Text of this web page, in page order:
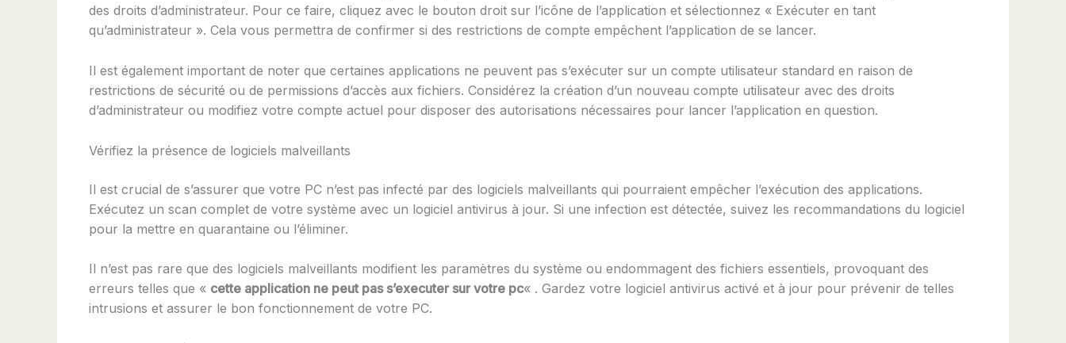
des droits d’administrateur. Pour ce faire, cliquez avec le bouton droit sur l’icône de l’application et sélectionnez « Exécuter en tant
qu’administrateur ». Cela vous permettra de confirmer si des restrictions de compte empêchent l’application de se lancer.
Il est également important de noter que certaines applications ne peuvent pas s’exécuter sur un compte utilisateur standard en raison de
restrictions de sécurité ou de permissions d’accès aux fichiers. Considérez la création d’un nouveau compte utilisateur avec des droits
d’administrateur ou modifiez votre compte actuel pour disposer des autorisations nécessaires pour lancer l’application en question.
Vérifiez la présence de logiciels malveillants
Il est crucial de s’assurer que votre PC n’est pas infecté par des logiciels malveillants qui pourraient empêcher l’exécution des applications.
Exécutez un scan complet de votre système avec un logiciel antivirus à jour. Si une infection est détectée, suivez les recommandations du logiciel
pour la mettre en quarantaine ou l’éliminer.
Il n’est pas rare que des logiciels malveillants modifient les paramètres du système ou endommagent des fichiers essentiels, provoquant des
erreurs telles que « cette application ne peut pas s’executer sur votre pc« . Gardez votre logiciel antivirus activé et à jour pour prévenir de telles
intrusions et assurer le bon fonctionnement de votre PC.